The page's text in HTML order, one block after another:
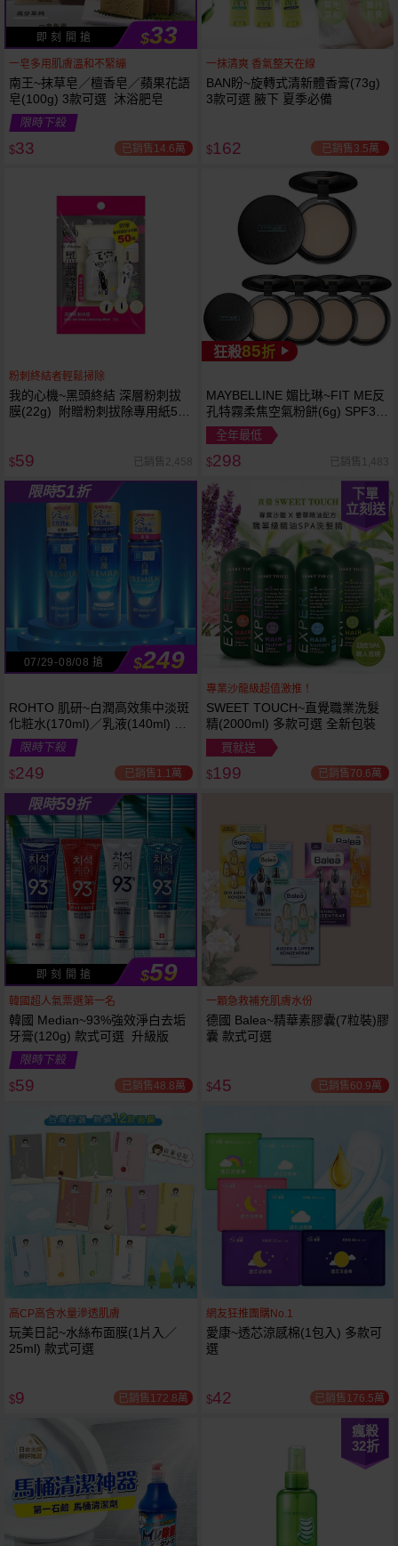
立刻送
越多越
便宜
即 刻 開 搶 $33
一皂多用肌膚溫和不緊繃
南王~抹草皂／檀香皂／蘋果花語
皂(100g) 3款可選 沐浴肥皂
限時下殺
$33 已銷售14.6萬
一抹清爽 香氣整天在線
BAN盼~旋轉式清新體香膏(73g)
3款可選 腋下 夏季必備
$162 已銷售3.5萬
粉刺終結者輕鬆掃除
我的心機~黑頭終結 深層粉刺拔
膜(22g) 附贈粉刺拔除專用紙50
$59 已銷售2,458
狂殺85折
MAYBELLINE 媚比琳~FIT ME反
孔特霧柔焦空氣粉餅(6g) SPF32
PA+++ 款式可選 空氣小圓餅
全年最低
$298 已銷售1,483
限時51折
07/29-08/08 搶 $249
ROHTO 肌研~白潤高效集中淡斑
化粧水(170ml)／乳液(140ml) 款
式可選
限時下殺
$249 已銷售1.1萬
下單
立刻送
專業沙龍級超值激推！
SWEET TOUCH~直覺職業洗髮
精(2000ml) 多款可選 全新包裝
買就送
$199 已銷售70.6萬
限時59折
即 刻 開 搶 $59
韓國超人氣票選第一名
韓國 Median~93%強效淨白去垢
牙膏(120g) 款式可選 升級版
限時下殺
$59 已銷售48.8萬
一顆急救補充肌膚水份
德國 Balea~精華素膠囊(7粒裝)膠
囊 款式可選
$45 已銷售60.9萬
高CP高含水量滲透肌膚
玩美日記~水絲布面膜(1片入／
25ml) 款式可選
$9 已銷售172.8萬
網友狂推團購No.1
愛康~透芯涼感棉(1包入) 多款可
選
$42 已銷售176.5萬
瘋殺
32折